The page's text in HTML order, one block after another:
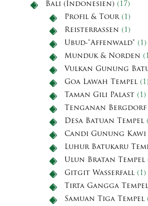
Bali (Indonesien) (17)
Profil & Tour(1)
Reisterrassen (1)
Ubud-"Affenwald" (1)
Munduk & Norden
Vulkan Gunung
Goa Lawah Tempel
Taman Gili Palast (1)
Tenganan Bergdorf
Desa Batuan Tempel
Candi Gunung Kawi
Luhur Batukaru
Ulun Bratan Tempel
Gitgit Wasserfall (1)
Tirta Gangga Tempel
Samuan Tiga Tempel